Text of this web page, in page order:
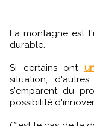
La montagne est l'un des secteurs clés pour le tourisme
durable.
Si certains ont
situation,
s'emparent du
possibilité d'innover.